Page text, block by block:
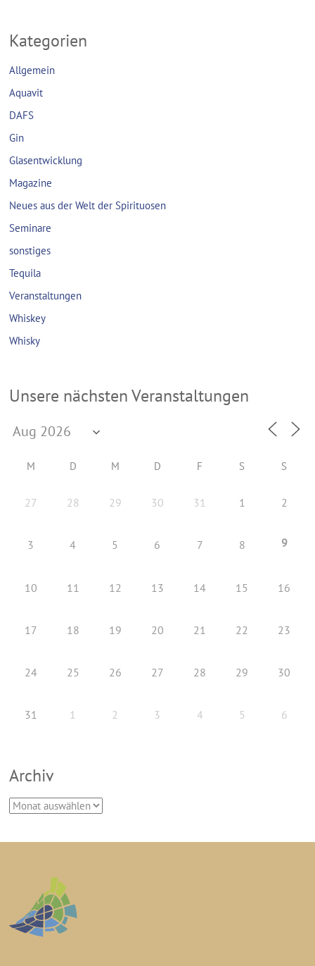
Kategorien
Allgemein
Aquavit
DAFS
Gin
Glasentwicklung
Magazine
Neues aus der Welt der Spirituosen
Seminare
sonstiges
Tequila
Veranstaltungen
Whiskey
Whisky
Unsere nächsten Veranstaltungen
M D M D F S S
27 28 29 30 31 1 2
3 4 5 6 7 8 9
10 11 12 13 14 15 16
17 18 19 20 21 22 23
24 25 26 27 28 29 30
31 1 2 3 4 5 6
Archiv